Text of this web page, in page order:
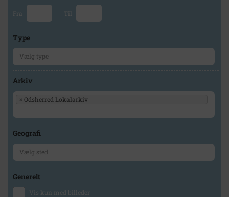
Fra Til
Type
Arkiv
× Odsherred Lokalarkiv
Geografi
Generelt
Vis kun med billeder